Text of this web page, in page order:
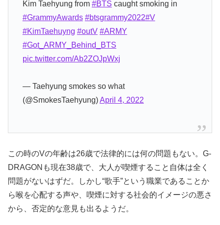
Kim Taehyung from #BTS caught smoking in
#GrammyAwards #btsgrammy2022#V
#KimTaehuyng #outV #ARMY
#Got_ARMY_Behind_BTS
pic.twitter.com/Ab2ZOJpWxj
— Taehyung smokes so what
(@SmokesTaehyung)April 4, 2022
この時のVの年齢は26歳で法律的には何の問題もない。G-
DRAGONも現在38歳で、大人が喫煙すること自体は全く
問題がないはずだ。しかし“歌手”という職業であることか
ら喉を心配する声や、喫煙に対する社会的イメージの悪さ
から、否定的な意見も出るようだ。